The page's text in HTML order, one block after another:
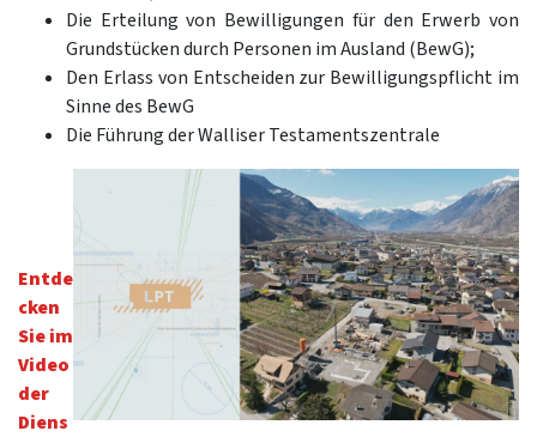
Die Erteilung von Bewilligungen für den Erwerb von
Grundstücken durch Personen im Ausland (BewG);
Den Erlass von Entscheiden zur Bewilligungspflicht im
Sinne des BewG
Die Führung der Walliser Testamentszentrale
Entde
cken
Sie im
Video
der
Diens